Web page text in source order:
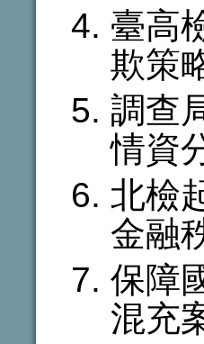
臺高
欺策
調查
情資
北檢
金融
保障
混充